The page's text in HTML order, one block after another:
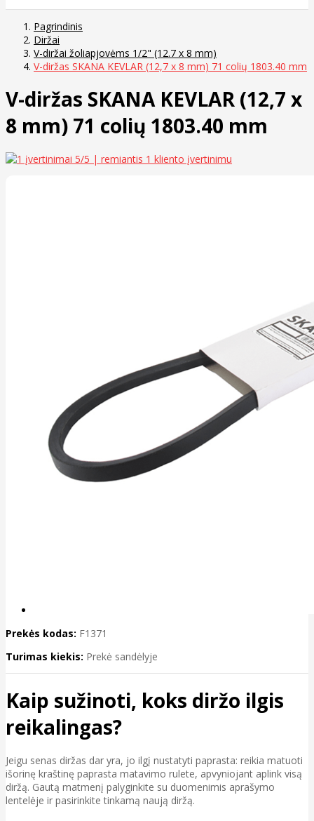
Pagrindinis
Diržai
V-diržai žoliapjovėms 1/2" (12.7 x 8 mm)
V-diržas SKANA KEVLAR (12,7 x 8 mm) 71 colių 1803.40 mm
V-diržas SKANA KEVLAR (12,7 x
8 mm) 71 colių 1803.40 mm
5/5 | remiantis 1 kliento įvertinimu
Prekės kodas: F1371
Turimas kiekis: Prekė sandėlyje
Kaip sužinoti, koks diržo ilgis
reikalingas?
Jeigu senas diržas dar yra, jo ilgį nustatyti paprasta: reikia matuoti
išorinę kraštinę paprasta matavimo rulete, apvyniojant aplink visą
diržą. Gautą matmenį palyginkite su duomenimis aprašymo
lentelėje ir pasirinkite tinkamą naują diržą.